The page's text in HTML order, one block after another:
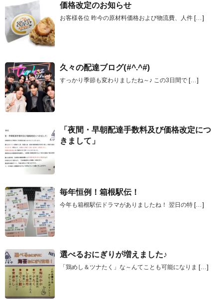
価格改定のお知らせ
お客様各位 昨今の原材料価格および物流費、人件 […]
久々の配達ブログ(#^.^#)
すっかり季節も変わりましたね～♪ この3日間で […]
「夜間・早朝配達手数料及び価格改定につ
きまして」
毎年恒例！箱根駅伝！
今年も箱根駅伝ドラマがありましたね！ 翌日の特 […]
選べるおにぎりが増えました♪
「鶏めし＆ツナたく」な～んてことも可能になりま […]